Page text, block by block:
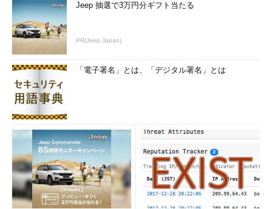
この「求める目安」を前提に、等級体系の柱（○○力）の内容
を具体化・詳細化します。例えば「業務改善力」であれば、「1
等級：上司や先輩から指摘された点について、次回の業務に反映
率を上げるために必要な点を確認し、次回の業務に反映させるこ
とができる」といった内容になります。
ここでのポイントは2点。1点目は社員にとって理解しやすいも
のであることです。冒頭で述べたように、等級制度の目的は、社
員への期待を明確にすることで評価・処遇の公平さを担保し、成
長目標を明確にすることにあります。従って、どれだけ精緻なも
のを作ったとしても、社員にとって分かりにくければ意味があり
ません。よって、原案を作った後、複数の社員にヒアリングして
表現をブラッシュアップすることを推奨します。
Jeep 抽選で3万円分ギフト当たる
PR(Jeep Japan)
「電子署名」とは、「デジタル署名」とは